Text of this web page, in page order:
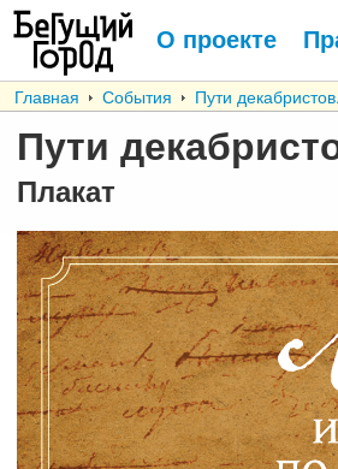
О проекте
Главная События Пути
Пути
Плакат